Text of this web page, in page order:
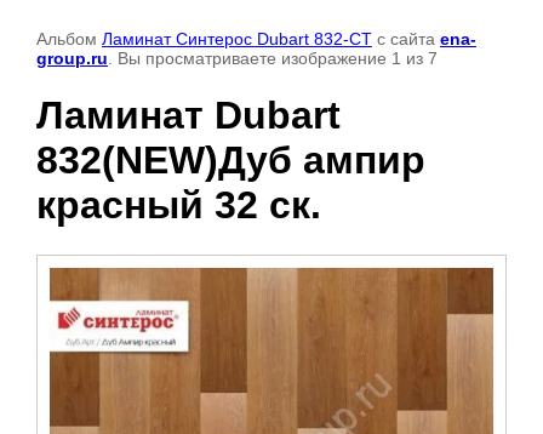
Альбом Ламинат Синтерос Dubart 832-CT с сайта ena-
group.ru . Вы просматриваете изображение 1 из 7
Ламинат Dubart
832(NEW)Дуб ампир
красный 32 ск.